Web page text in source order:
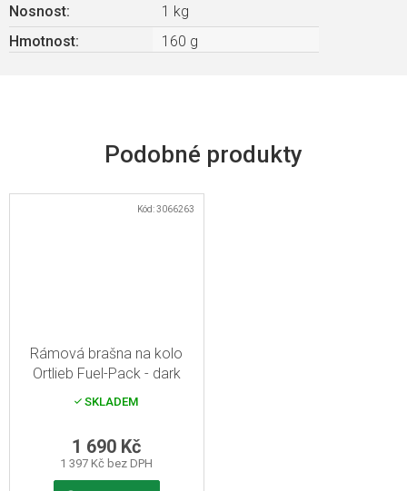
Nosnost:
1 kg
Hmotnost: 160 g
Rámová brašna na kolo
Ortlieb Fuel-Pack - dark
sand
SKLADEM
1 397 Kč bez DPH
1 690 Kč
Kód:3066263